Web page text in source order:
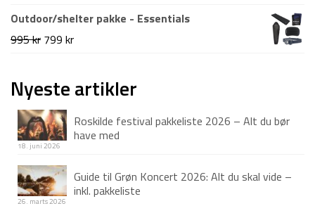
oprindelige
pris
aktuelle
Outdoor/shelter pakke - Essentials
995kr Den
pris
995 kr.
799 krDen
799 kr.
Nyeste artikler
Roskilde festival pakkeliste 2026 – Alt du bør
have med
18. juni 2026
Guide til Grøn Koncert 2026: Alt du skal vide –
inkl. pakkeliste
26. marts 2026